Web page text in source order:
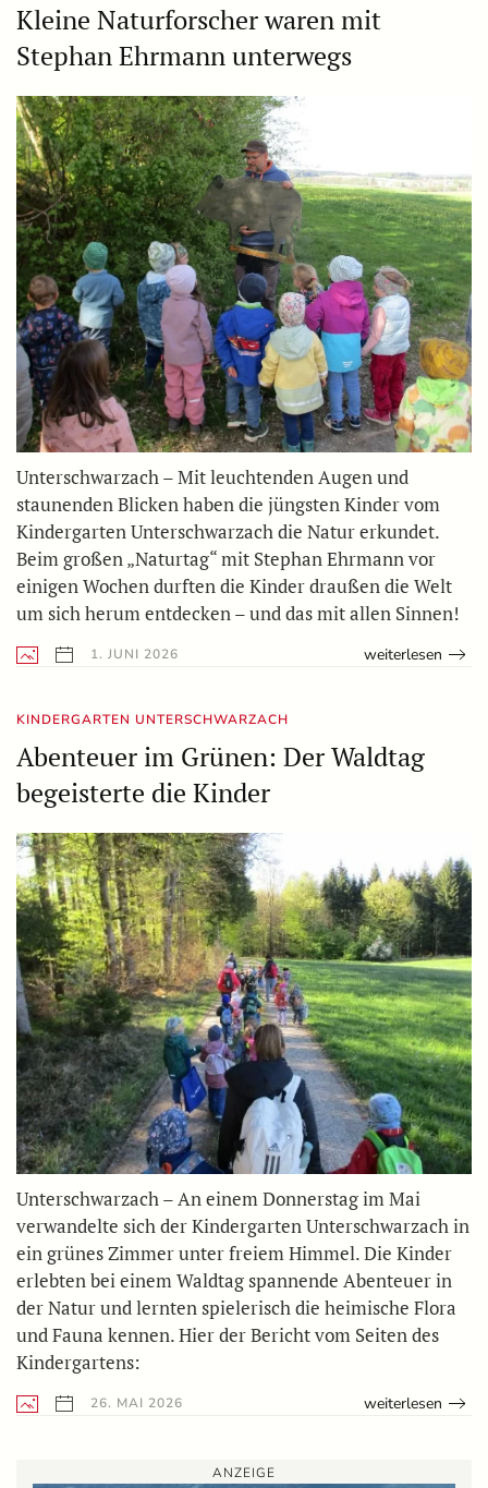
Kleine Naturforscher waren mit
Stephan Ehrmann unterwegs
Unterschwarzach – Mit leuchtenden Augen und
staunenden Blicken haben die jüngsten Kinder vom
Kindergarten Unterschwarzach die Natur erkundet.
Beim großen „Naturtag“ mit Stephan Ehrmann vor
einigen Wochen durften die Kinder draußen die Welt
um sich herum entdecken – und das mit allen Sinnen!
1. JUNI 2026 weiterlesen
KINDERGARTEN UNTERSCHWARZACH
Abenteuer im Grünen: Der Waldtag
begeisterte die Kinder
Unterschwarzach – An einem Donnerstag im Mai
verwandelte sich der Kindergarten Unterschwarzach in
ein grünes Zimmer unter freiem Himmel. Die Kinder
erlebten bei einem Waldtag spannende Abenteuer in
der Natur und lernten spielerisch die heimische Flora
und Fauna kennen. Hier der Bericht vom Seiten des
Kindergartens:
26. MAI 2026 weiterlesen
ANZEIGE